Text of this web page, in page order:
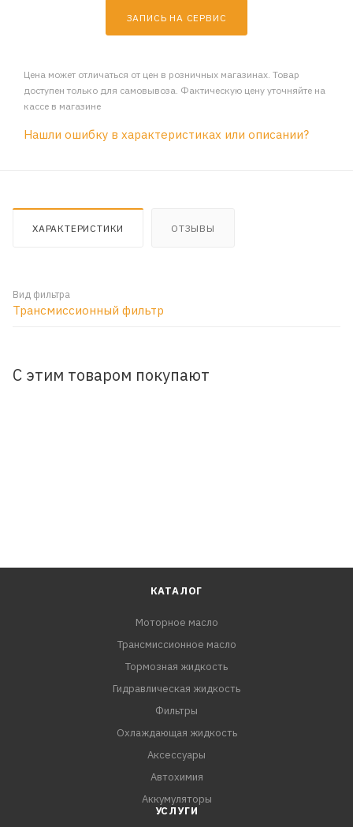
ЗАПИСЬ НА СЕРВИС
Цена может отличаться от цен в розничных магазинах. Товар
доступен только для самовывоза. Фактическую цену уточняйте на
кассе в магазине
Нашли ошибку в характеристиках или описании?
ХАРАКТЕРИСТИКИ ОТЗЫВЫ
Вид фильтра
Трансмиссионный фильтр
С этим товаром покупают
КАТАЛОГ
Моторное масло
Трансмиссионное масло
Тормозная жидкость
Гидравлическая жидкость
Фильтры
Охлаждающая жидкость
Аксессуары
Автохимия
Аккумуляторы
УСЛУГИ